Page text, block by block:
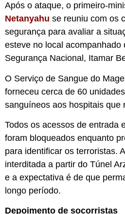
Após o ataque, o primeiro-
Netanyahu se reuniu com os
segurança para avaliar a
esteve no local acompanhado
Segurança Nacional, Itamar
O Serviço de Sangue do
forneceu cerca de 60
sanguíneos aos hospitais que
Todos os acessos de entrada
foram bloqueados enquanto
para identificar os terroristas.
interditada a partir do Túnel
e a expectativa é de que
longo período.
Depoimento de socorristas